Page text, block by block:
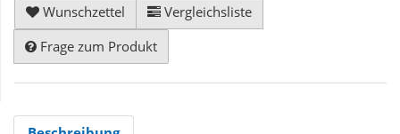
Wunschzettel
Vergleichsliste
Frage zum Produkt